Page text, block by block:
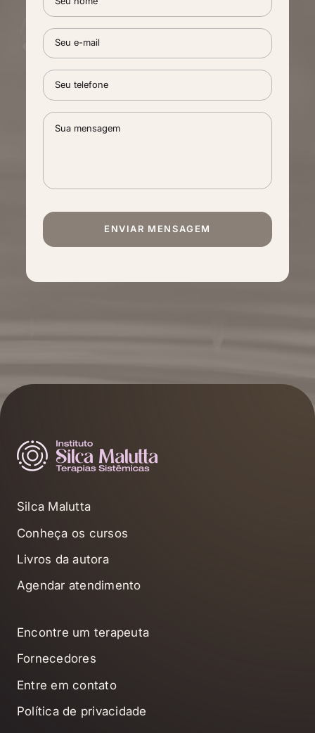
ENVIAR MENSAGEM
Silca Malutta
Conheça os cursos
Livros da autora
Agendar atendimento
Encontre um terapeuta
Fornecedores
Entre em contato
Política de privacidade